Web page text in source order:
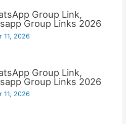
Group Link,
Group Links 2026
11, 2026
Group Link,
Group Links 2026
11, 2026